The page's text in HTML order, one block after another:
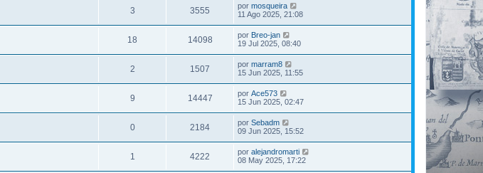
3 3555 por mosqueira
11 Ago 2025, 21:08
18 14098 por Breo-jan
19 Jul 2025, 08:40
2 1507 por marram8
15 Jun 2025, 11:55
9 14447 por Ace573
15 Jun 2025, 02:47
0 2184 por Sebadm
09 Jun 2025, 15:52
1 4222 por alejandromarti
08 May 2025, 17:22